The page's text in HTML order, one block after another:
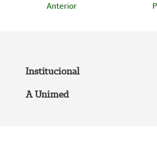
Anterior
Institucional
A Unimed